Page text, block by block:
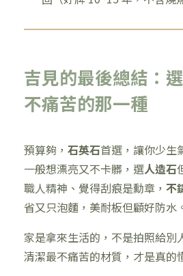
吉見的最後總結：
不痛苦的那一種
預算夠， 石英石首選，讓你少生
一般想漂亮又不卡髒，選人造石
職人精神、覺得刮痕是勳章， 不
省又只泡麵，美耐板但顧好防水
家是拿來生活的，不是拍照給別
清潔最不痛苦的材質，才是真的